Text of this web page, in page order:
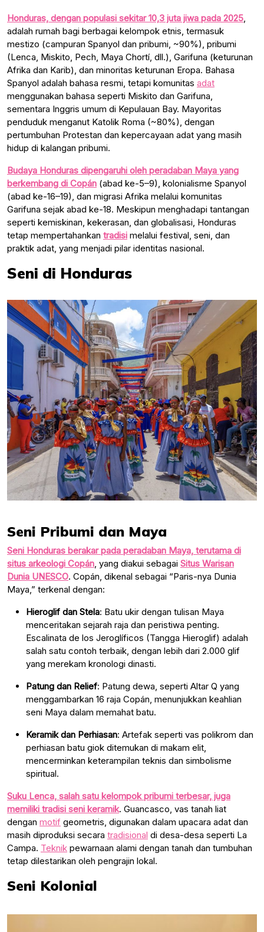
Honduras, dengan populasi sekitar 10,3 juta jiwa pada 2025
adalah rumah bagi berbagai kelompok etnis, termasuk
mestizo (campuran Spanyol dan pribumi, ~90%), pribumi
(Lenca, Miskito, Pech, Maya Chortí, dll.), Garifuna (keturunan
Afrika dan Karib), dan minoritas keturunan Eropa. Bahasa
Spanyol adalah bahasa resmi, tetapi komunitas adat
menggunakan bahasa seperti Miskito dan Garifuna,
sementara Inggris umum di Kepulauan Bay. Mayoritas
penduduk menganut Katolik Roma (~80%), dengan
pertumbuhan Protestan dan kepercayaan adat yang masih
hidup di kalangan pribumi.
Budaya Honduras dipengaruhi oleh peradaban Maya yang
berkembang di Copán (abad ke-5–9), kolonialisme Spanyol
(abad ke-16–19), dan migrasi Afrika melalui komunitas
Garifuna sejak abad ke-18. Meskipun menghadapi tantangan
seperti kemiskinan, kekerasan, dan globalisasi, Honduras
tetap mempertahankan tradisi melalui festival, seni, dan
praktik adat, yang menjadi pilar identitas nasional.
Seni di Honduras
Seni Pribumi dan Maya
Seni Honduras berakar pada peradaban Maya, terutama di
situs arkeologi Copán , yang diakui sebagai Situs Warisan
Dunia UNESCO. Copán, dikenal sebagai “Paris-nya Dunia
Maya,” terkenal dengan:
Hieroglif dan Stela: Batu ukir dengan tulisan Maya
menceritakan sejarah raja dan peristiwa penting.
Escalinata de los Jeroglíficos (Tangga Hieroglif) adalah
salah satu contoh terbaik, dengan lebih dari 2.000 glif
yang merekam kronologi dinasti.
Patung dan Relief: Patung dewa, seperti Altar Q yang
menggambarkan 16 raja Copán, menunjukkan keahlian
seni Maya dalam memahat batu.
Keramik dan Perhiasan: Artefak seperti vas polikrom dan
perhiasan batu giok ditemukan di makam elit,
mencerminkan keterampilan teknis dan simbolisme
spiritual.
Suku Lenca, salah satu kelompok pribumi terbesar, juga
memiliki tradisi seni keramik. Guancasco, vas tanah liat
dengan motif geometris, digunakan dalam upacara adat dan
masih diproduksi secara tradisional di desa-desa seperti La
Campa. Teknik pewarnaan alami dengan tanah dan tumbuhan
tetap dilestarikan oleh pengrajin lokal.
Seni Kolonial